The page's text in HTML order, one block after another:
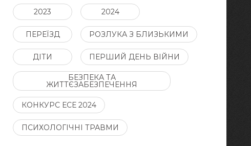
2023 2024
ПЕРЕЇЗД РОЗЛУКА З БЛИЗЬКИМИ
ДІТИ ПЕРШИЙ ДЕНЬ ВІЙНИ
БЕЗПЕКА ТА
ЖИТТЄЗАБЕЗПЕЧЕННЯ
КОНКУРС ЕСЕ 2024
ПСИХОЛОГІЧНІ ТРАВМИ